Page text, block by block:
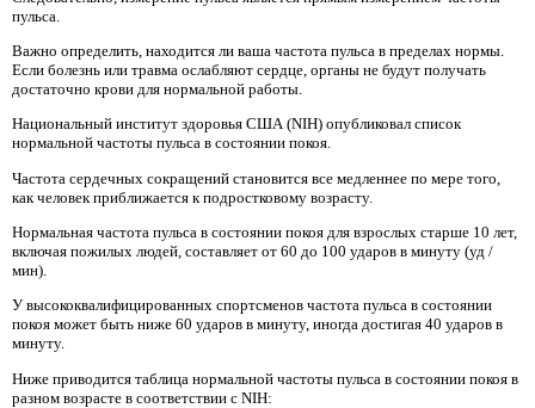
пульса.
Важно определить, находится ли ваша частота пульса в пределах нормы.
Если болезнь или травма ослабляют сердце, органы не будут получать
достаточно крови для нормальной работы.
Национальный институт здоровья США (NIH) опубликовал список
нормальной частоты пульса в состоянии покоя.
Частота сердечных сокращений становится все медленнее по мере того,
как человек приближается к подростковому возрасту.
Нормальная частота пульса в состоянии покоя для взрослых старше 10 лет,
включая пожилых людей, составляет от 60 до 100 ударов в минуту (уд ​​/
мин).
У высококвалифицированных спортсменов частота пульса в состоянии
покоя может быть ниже 60 ударов в минуту, иногда достигая 40 ударов в
минуту.
Ниже приводится таблица нормальной частоты пульса в состоянии покоя в
разном возрасте в соответствии с NIH: